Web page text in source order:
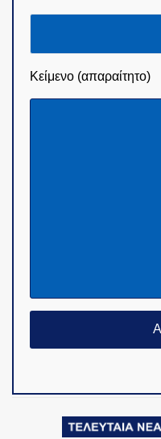
Κείμενο (απαραίτητο)